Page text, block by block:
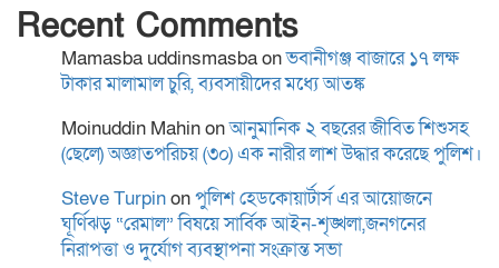
স্থানীয় সরকার নির্বাচনের তফসিল
ঘোষণা শিগগিরই: ইসি
বাগমারা থানা পরিদর্শন করলেন
রাজশাহী রেঞ্জের নবাগত
ডিআইজি আশিক সাঈদ
Recent Comments
Mamasba uddinsmasbaonভবানীগঞ্জ বাজারে ১৭ লক্ষ
টাকার মালামাল চুরি, ব্যবসায়ীদের মধ্যে আতঙ্ক
Moinuddin Mahinonআনুমানিক ২ বছরের জীবিত শিশুসহ
(ছেলে) অজ্ঞাতপরিচয় (৩০) এক নারীর লাশ উদ্ধার করেছে পুলিশ।
Steve Turpinonপুলিশ হেডকোয়ার্টার্স এর আয়োজনে
ঘূর্ণিঝড় “রেমাল” বিষয়ে সার্বিক আইন-শৃঙ্খলা,জনগনের
নিরাপত্তা ও দুর্যোগ ব্যবস্থাপনা সংক্রান্ত সভা